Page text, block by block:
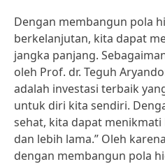
Dengan membangun pola
berkelanjutan, kita dapat
jangka panjang.
oleh Prof. dr. Teguh
adalah investasi terbaik
untuk diri kita sendiri.
sehat, kita dapat
dan lebih lama.” Oleh
dengan membangun pola